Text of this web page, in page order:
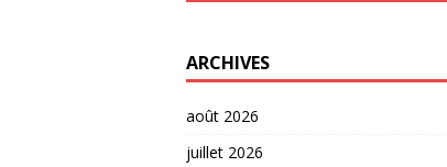
ARCHIVES
août 2026
juillet 2026